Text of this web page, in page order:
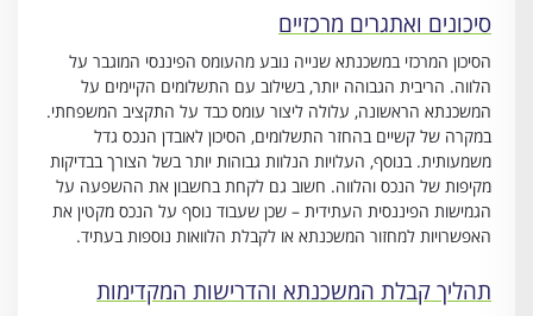
סיכונים ואתגרים מרכזיים
הסיכון המרכזי במשכנתא שנייה נובע מהעומס הפיננסי המוגבר על
הלווה. הריבית הגבוהה יותר, בשילוב עם התשלומים הקיימים על
המשכנתא הראשונה, עלולה ליצור עומס כבד על התקציב המשפחתי.
במקרה של קשיים בהחזר התשלומים, הסיכון לאובדן הנכס גדל
משמעותית. בנוסף, העלויות הנלוות גבוהות יותר בשל הצורך בבדיקות
מקיפות של הנכס והלווה. חשוב גם לקחת בחשבון את ההשפעה על
הגמישות הפיננסית העתידית – שכן שעבוד נוסף על הנכס מקטין את
האפשרויות למחזור המשכנתא או לקבלת הלוואות נוספות בעתיד.
תהליך קבלת המשכנתא והדרישות המקדימות